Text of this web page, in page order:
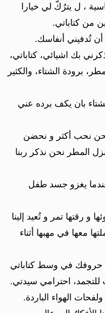
، ل يترُكّ لي خيارا
من كتاباتي.
تُدفيني أنفاسك.
بك اشيائي، كتاباتي،
برودة الشتاء، والكثير
بان يكف برده عني
نحب أكثر و نحضن
المطر نحن نذكر ربنا
عندما يغزو جسد طفل
و رقتها تمر و تُعيد إلينا
معها في مهبها أثناء
حروفك في وسط كتاباتي
احترامي سيدتي.
الهواء الباردة.